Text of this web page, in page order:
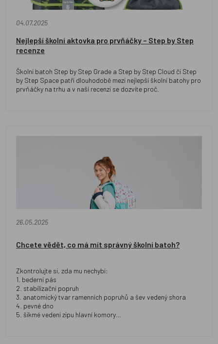
04.07.2025
Nejlepší školní aktovka pro prvňáčky – Step by Step
recenze
Školní batoh Step by Step Grade a Step by Step Cloud či Step
by Step Space patří dlouhodobě mezi nejlepší školní batohy pro
prvňáčky na trhu a v naší recenzi se dozvíte proč.
26.05.2025
Chcete vědět, co má mít správný školní batoh?
Zkontrolujte si, zda mu nechybí:
1. bederní pás
2. stabilizační popruh
3. anatomický tvar ramenních popruhů a šev vedený shora
4. pevné dno
5. šikmé vedení zipu hlavní komory